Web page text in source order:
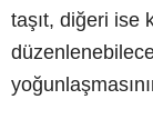
taşıt, diğeri ise